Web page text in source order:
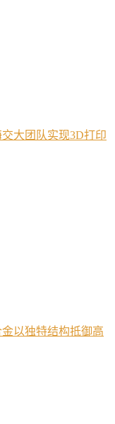
大团队实现3D打印
以独特结构抵御高